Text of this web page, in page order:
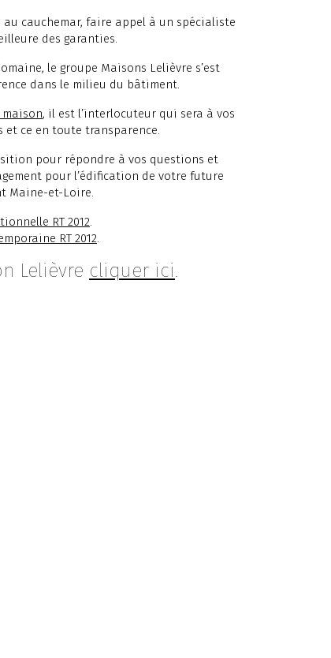
cauchemar, faire appel à un spécialiste
des garanties.
le groupe Maisons Lelièvre s’est
dans le milieu du bâtiment.
, il est l’interlocuteur qui sera à vos
et ce en toute transparence.
pour répondre à vos questions et
pour l’édification de votre future
Maine-et-Loire.
RT 2012.
RT 2012.
Lelièvre cliquer ici.